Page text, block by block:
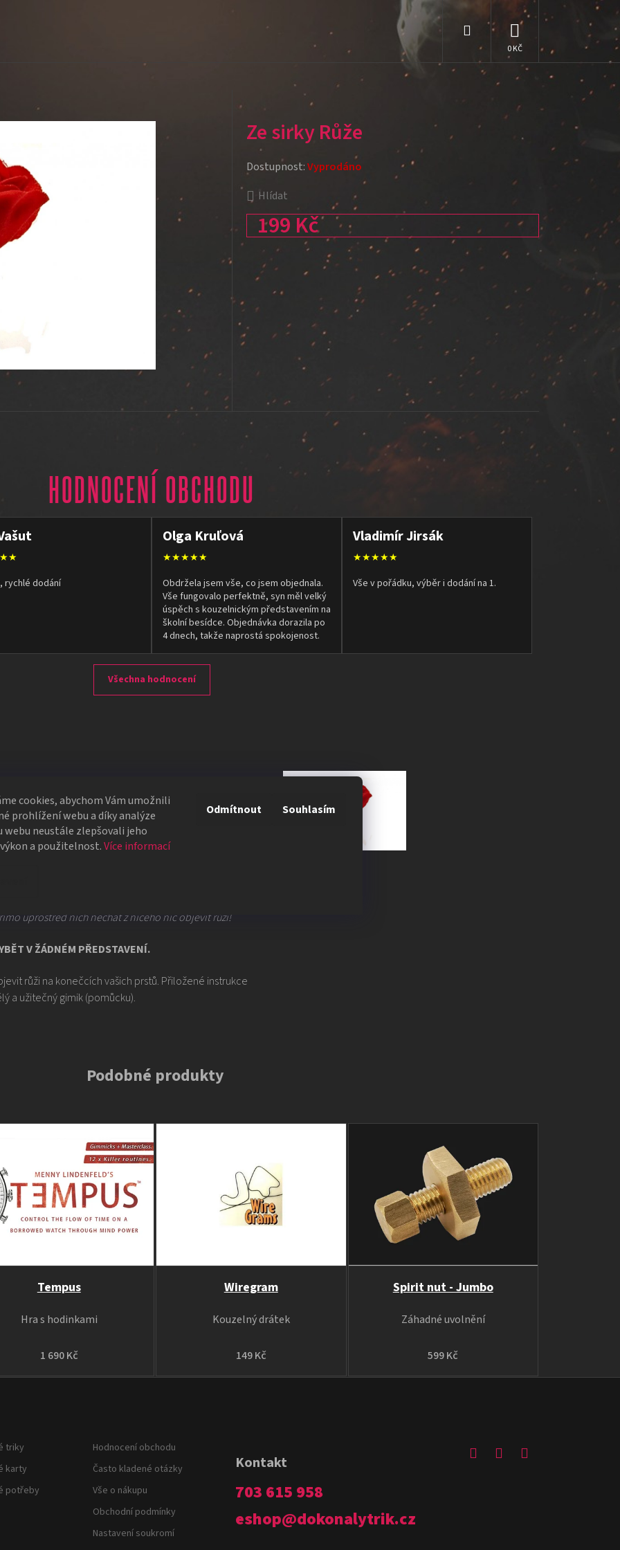
cookies, abychom Vám umožnili
prohlížení webu a díky analýze
webu neustále zlepšovali jeho
a použitelnost.Více informací
Odmítnout Souhlasím
Hledat
NÁKUPNÍ
KOŠÍK
Ze sirky Růže
Hlídat
199 Kč
Měrná cena:
Dostupnost:Vyprodáno
HODNOCENÍ OBCHODU
rychlé dodání
Olga Kruľová
★★★★★
Obdržela jsem vše, co jsem objednala.
Vše fungovalo perfektně, syn měl velký
úspěch s kouzelnickým představením na
školní besídce. Objednávka dorazila po
4 dnech, takže naprostá spokojenost.
Vladimír Jirsák
★★★★★
Vše v pořádku, výběr i dodání na 1.
Všechna hodnocení
nebo svíčku. Poté se zápalka se sfouknutím plamene
zmizí v plamenu a místo něj se okamžitě objeví růže
uprostřed nich nechat z ničeho nic objevit růži!
V ŽÁDNÉM PŘEDSTAVENÍ.
růži na konečcích vašich prstů. Přiložené instrukce
a užitečný gimik (pomůcku).
Podobné produkty
Tempus
1 690 Kč
Hra s hodinkami
Wiregram
149 Kč
Kouzelný drátek
Spirit nut - Jumbo
599 Kč
Záhadné uvolnění
triky
karty
potřeby
Hodnocení obchodu
Často kladené otázky
Vše o nákupu
Obchodní podmínky
Nastavení soukromí
Kontakt
eshop@dokonalytrik.cz
703 615 958